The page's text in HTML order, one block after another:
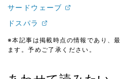
サードウェーブ
ドスパラ
※本記事は掲載時点の情報であり、
ます。予めご了承ください。